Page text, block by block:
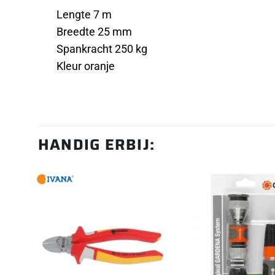
Lengte 7 m
Breedte 25 mm
Spankracht 250 kg
Kleur oranje
HANDIG ERBIJ: